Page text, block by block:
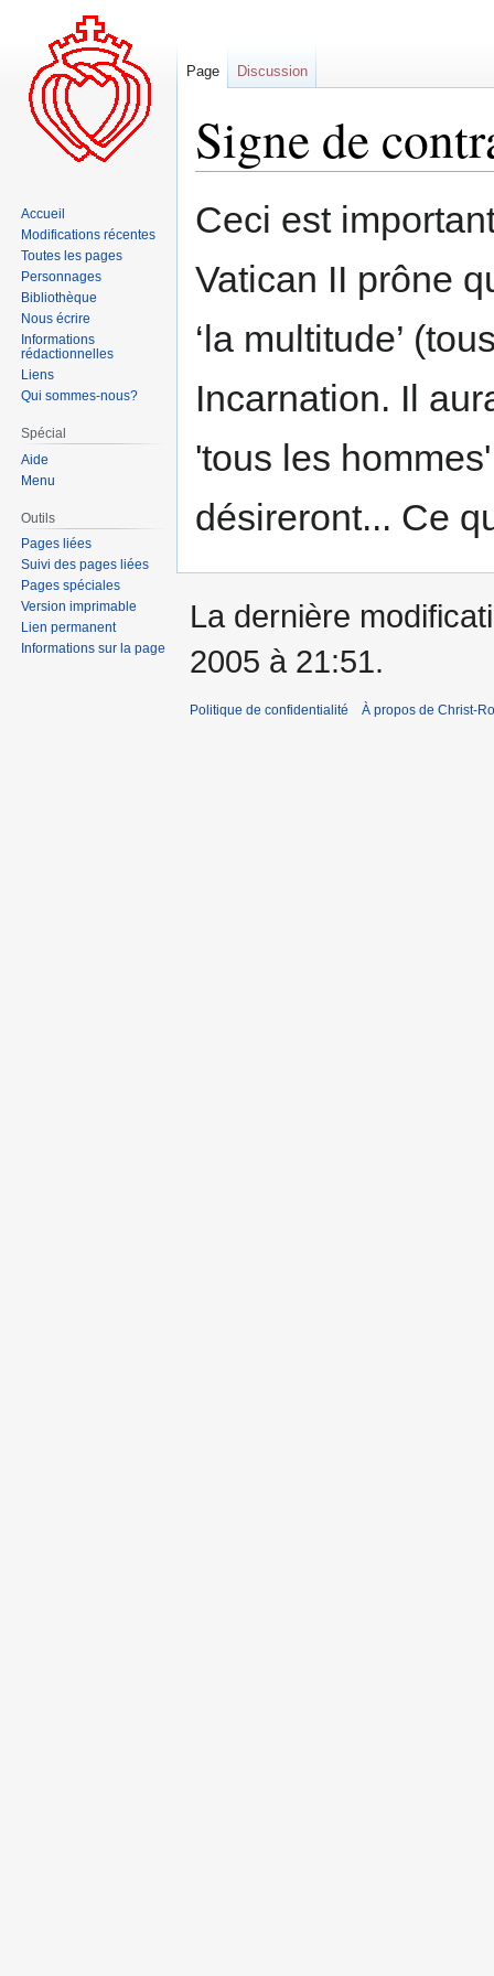
Signe de
à
navigation
à
recherche
Ceci est
Vatican II prône
‘la multitude’
Incarnation. Il
'tous les
désireront... Ce
Page Discussion
Accueil
Modifications récentes
Toutes les pages
Personnages
Bibliothèque
Nous écrire
Informations
rédactionnelles
Liens
Qui sommes-nous?
Spécial
Aide
Menu
Outils
Pages liées
Suivi des pages liées
Pages spéciales
Version imprimable
Lien permanent
Informations sur la page
La dernière
2005 à 21:51.
Politique de confidentialité À propos de Christ-